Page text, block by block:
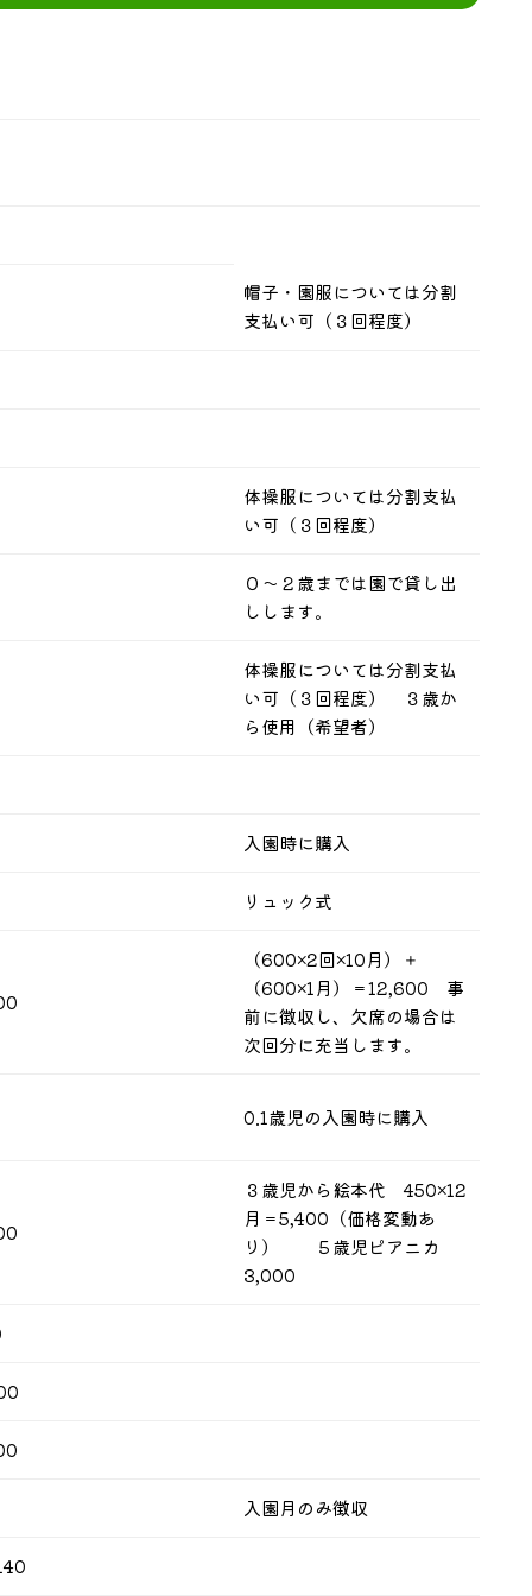
帽子・園服については分割
支払い可（３回程度）
体操服については分割支払
い可（３回程度）
０～２歳までは園で貸し出
しします。
体操服については分割支払
い可（３回程度） ３歳か
ら使用（希望者）
入園時に購入
リュック式
（600×2回×10月）＋
（600×1月）＝12,600 事
前に徴収し、欠席の場合は
次回分に充当します。
0.1歳児の入園時に購入
３歳児から絵本代 450×12
月＝5,400（価格変動あ
り） ５歳児ピアニカ
3,000
入園月のみ徴収